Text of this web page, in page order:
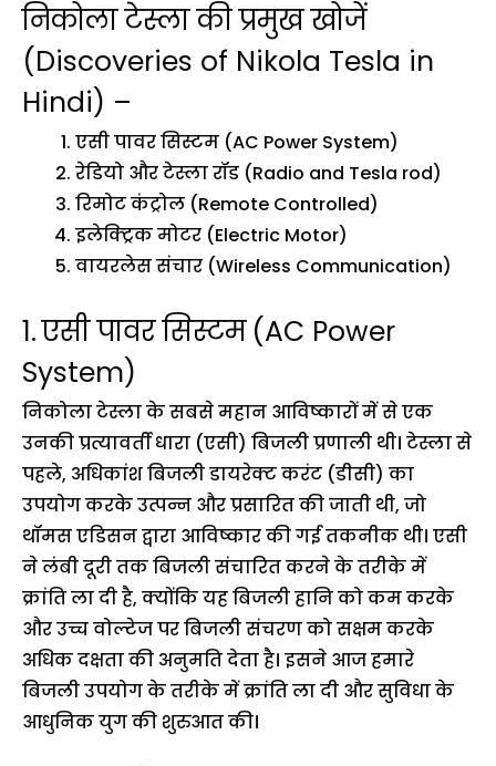
निकोला टेस्ला की प्रमुख खोजें
(Discoveries of Nikola Tesla in
Hindi) –
एसी पावर सिस्टम (AC Power System)
रेडियो और टेस्ला रॉड (Radio and Tesla rod)
रिमोट कंट्रोल (Remote Controlled)
इलेक्ट्रिक मोटर (Electric Motor)
वायरलेस संचार (Wireless Communication)
1.एसी पावर सिस्टम (AC Power
System)
निकोला टेस्ला के सबसे महान आविष्कारों में से एक
उनकी प्रत्यावर्ती धारा (एसी) बिजली प्रणाली थी। टेस्ला से
पहले, अधिकांश बिजली डायरेक्ट करंट (डीसी) का
उपयोग करके उत्पन्न और प्रसारित की जाती थी, जो
थॉमस एडिसन द्वारा आविष्कार की गई तकनीक थी। एसी
ने लंबी दूरी तक बिजली संचारित करने के तरीके में
क्रांति ला दी है, क्योंकि यह बिजली हानि को कम करके
और उच्च वोल्टेज पर बिजली संचरण को सक्षम करके
अधिक दक्षता की अनुमति देता है। इसने आज हमारे
बिजली उपयोग के तरीके में क्रांति ला दी और सुविधा के
आधुनिक युग की शुरुआत की।